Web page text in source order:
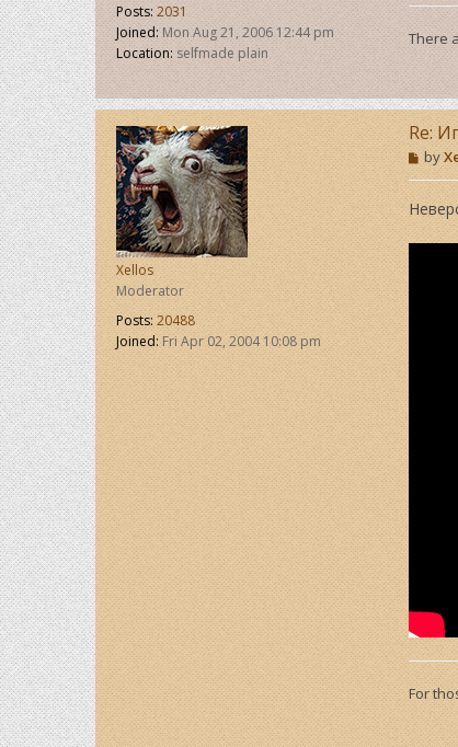
Posts: 2031
Joined:Mon Aug 21, 2006 12:44 pm
Location:selfmade plain
There
Xellos
Moderator
Posts: 20488
Joined:Fri Apr 02, 2004 10:08 pm
Re:
P
o
s
t
by
For